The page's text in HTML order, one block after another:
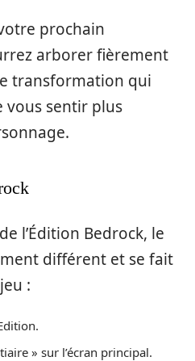
prochain
arborer fièrement
transformation qui
vous sentir plus
l’Édition Bedrock, le
différent et se fait
:
» sur l’écran principal.